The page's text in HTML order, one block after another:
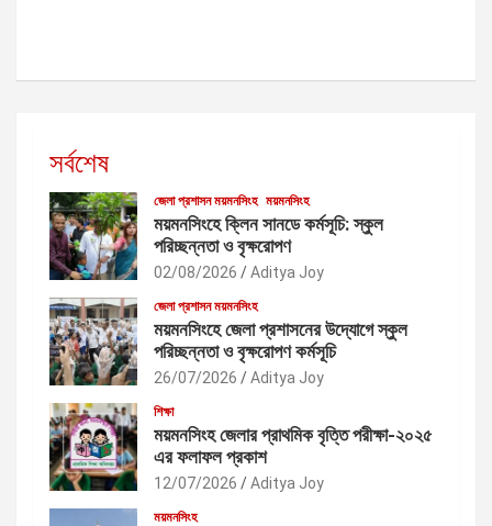
সর্বশেষ
জেলা প্রশাসন ময়মনসিংহ ময়মনসিংহ
ময়মনসিংহে ক্লিন সানডে কর্মসূচি: স্কুল
পরিচ্ছন্নতা ও বৃক্ষরোপণ
02/08/2026 Aditya Joy
জেলা প্রশাসন ময়মনসিংহ
ময়মনসিংহে জেলা প্রশাসনের উদ্যোগে স্কুল
পরিচ্ছন্নতা ও বৃক্ষরোপণ কর্মসূচি
26/07/2026 Aditya Joy
শিক্ষা
ময়মনসিংহ জেলার প্রাথমিক বৃত্তি পরীক্ষা-২০২৫
এর ফলাফল প্রকাশ
12/07/2026 Aditya Joy
ময়মনসিংহ